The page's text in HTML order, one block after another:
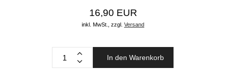
16,90 EUR
inkl. MwSt., zzgl. Versand
In den Warenkorb